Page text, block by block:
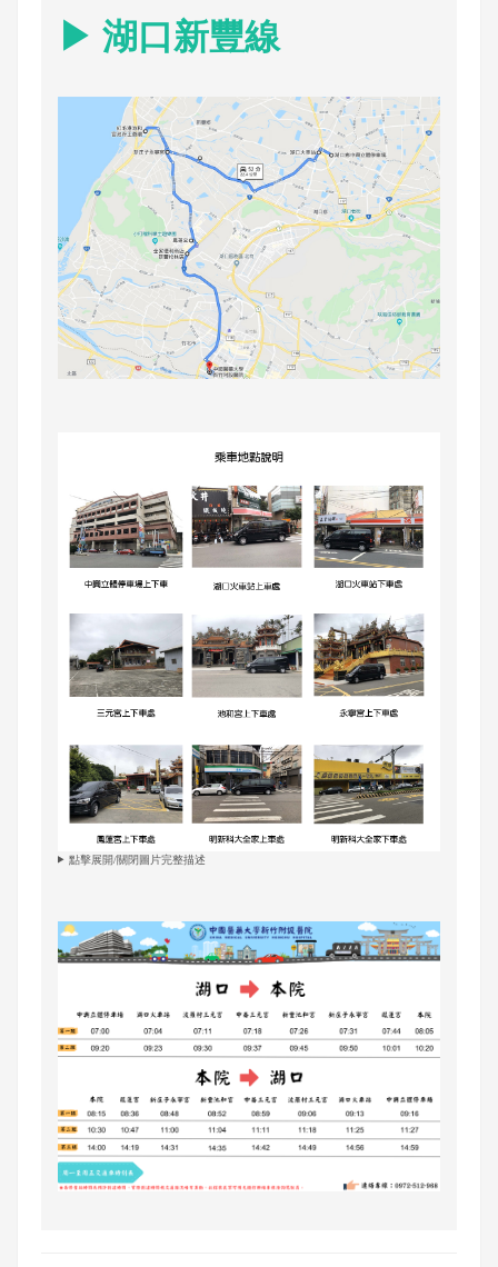
▶ 湖口新豐線
點擊展開/關閉圖片完整描述